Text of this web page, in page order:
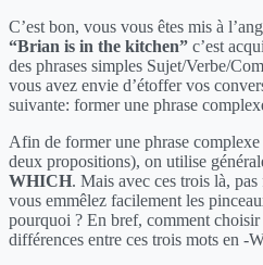
C’est bon, vous vous êtes mis à
“Brian is in the kitchen” c’est
des phrases simples Sujet/Verbe/
vous avez envie d’étoffer vos
suivante: former une phrase
Afin de former une phrase complexe
deux propositions), on utilise
WHICH. Mais avec ces trois là,
vous emmêlez facilement les
pourquoi ? En bref, comment
différences entre ces trois mots en -